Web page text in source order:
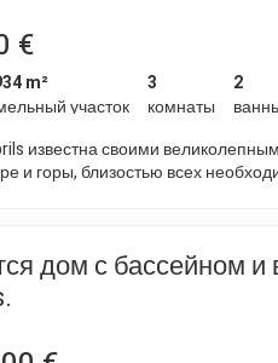
€
m²
участок
3
комнаты
2
известна своими
и горы, близостью всех
м2 расположена эта
двумя ванными комнатами и
гаражей, которые нужно
создать проект по желанию
размера участка.
дом с бассейном